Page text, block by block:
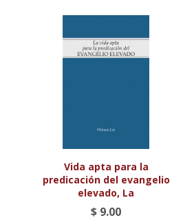
Vida apta para la
predicación del evangelio
elevado, La
$ 9.00